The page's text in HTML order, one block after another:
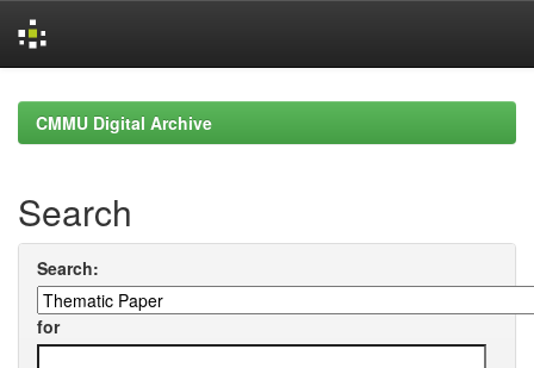
navigationCMMU Digital Archive
Search
Search:
for